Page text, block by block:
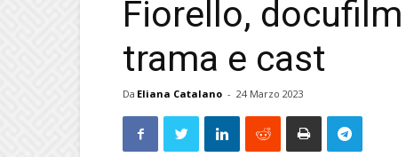
Fiorello,
trama e cast
Da Eliana Catalano - 24 Marzo 2023